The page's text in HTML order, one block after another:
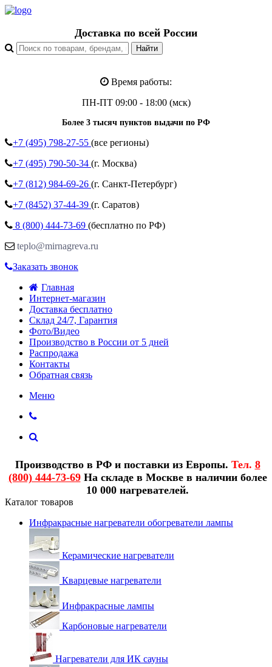
Доставка по всей России
Время работы:
ПН-ПТ 09:00 - 18:00 (мск)
Более 3 тысяч пунктов выдачи по РФ
+7 (495) 798-27-55 (все регионы)
+7 (495) 790-50-34 (г. Москва)
+7 (812) 984-69-26 (г. Санкт-Петербург)
+7 (8452) 37-44-39 (г. Саратов)
8 (800) 444-73-69 (бесплатно по РФ)
teplo@mirnagreva.ru
Заказать звонок
Главная
Интернет-магазин
Доставка бесплатно
Склад 24/7, Гарантия
Фото/Видео
Производство в России от 5 дней
Распродажа
Контакты
Обратная связь
Меню
Производство в РФ и поставки из Европы. Тел. 8
(800) 444-73-69На складе в Москве в наличии более
10 000 нагревателей.
Каталог товаров
Инфракрасные нагреватели обогреватели лампы
Керамические нагреватели
Кварцевые нагреватели
Инфракрасные лампы
Карбоновые нагреватели
Нагреватели для ИК сауны